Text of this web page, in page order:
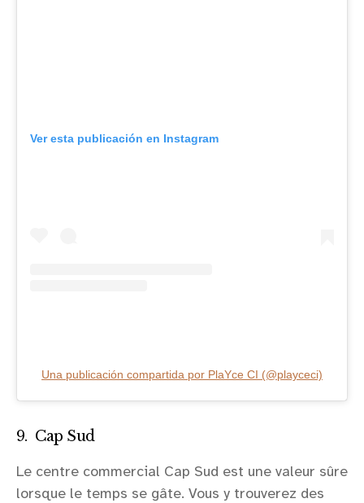
Ver esta publicación en Instagram
Una publicación compartida por PlaYce CI (@playceci)
9. Cap Sud
Le centre commercial Cap Sud est une valeur sûre
lorsque le temps se gâte. Vous y trouverez des